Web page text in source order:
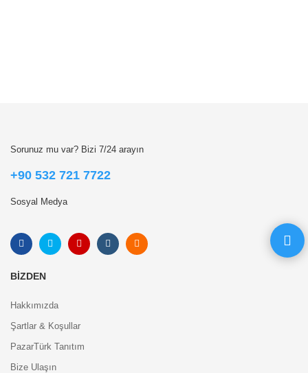
Sorunuz mu var? Bizi 7/24 arayın
+90 532 721 7722
Sosyal Medya
BIZDEN
Hakkımızda
Şartlar & Koşullar
PazarTürk Tanıtım
Bize Ulaşın